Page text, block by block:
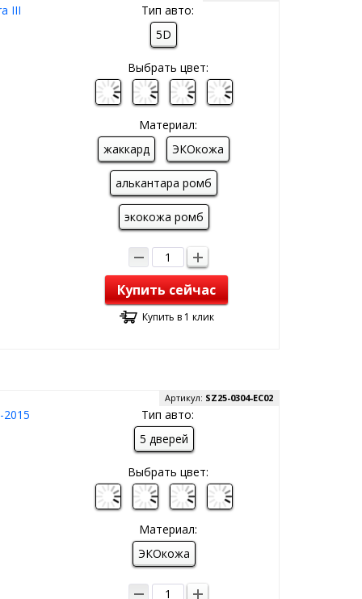
III
Тип авто:
5D
Выбрать цвет:
Материал:
жаккард
ЭКОкожа
алькантара ромб
экокожа ромб
Купить сейчас
Купить в 1 клик
2015
Артикул: SZ25-0304-EC02
Тип авто:
5 дверей
Выбрать цвет:
Материал:
ЭКОкожа